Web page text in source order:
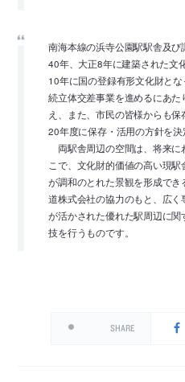
南海本線の浜寺公園駅駅舎及
40年、大正8年に建築された文
10年に国の登録有形文化財と
続立体交差事業を進めるにあ
え、また、市民の皆様からも
20年度に保存・活用の方針を決
両駅舎周辺の空間は、将来に
こで、文化財的価値の高い現
が調和のとれた景観を形成で
道株式会社の協力のもと、広
が活かされた優れた駅周辺に
技を行うものです。
SHARE